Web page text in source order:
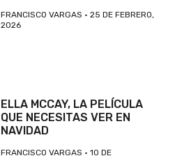
FRANCISCO VARGAS
25 DE FEBRERO,
2026
ELLA MCCAY, LA PELÍCULA
QUE NECESITAS VER EN
NAVIDAD
FRANCISCO VARGAS
10 DE